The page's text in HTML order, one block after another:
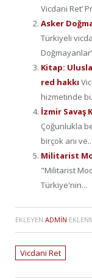
Vicdani Ret’
Asker
Türkiyeli
Kitap:
red hakkı
hizmetinde
İzmir Savaş
Çoğunlukla
birçok anı ve...
Militarist
"Militarist
Türkiye'nin...
EKLEYEN ADMIN
Vicdani Ret